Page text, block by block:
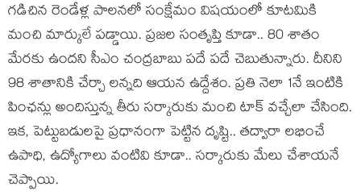
గ‌డిచిన రెండేళ్ల పాల‌న‌లో సంక్షేమం విష‌యంలో కూట‌మికి
మంచి మార్కులే ప‌డ్డాయి. ప్ర‌జ‌ల సంతృప్తి కూడా.. 80 శాతం
మేర‌కు ఉంద‌ని సీఎం చంద్ర‌బాబు ప‌దే ప‌దే చెబుతున్నారు. దీనిని
98 శాతానికి చేర్చా ల‌న్న‌ది ఆయ‌న ఉద్దేశం. ప్ర‌తి నెలా 1నే ఇంటికి
పింఛ‌న్లు అందిస్తున్న తీరు స‌ర్కారుకు మంచి టాక్ వ‌చ్చేలా చేసింది.
ఇక‌, పెట్టుబ‌డుల‌పై ప్ర‌ధానంగా పెట్టిన దృష్టి.. త‌ద్వారా ల‌భించే
ఉపాధి, ఉద్యోగాలు వంటివి కూడా.. సర్కారుకు మేలు చేశాయ‌నే
చెప్పాయి.